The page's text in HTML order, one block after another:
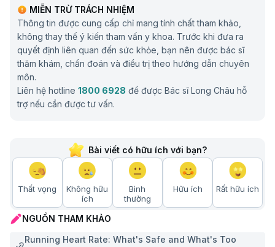
MIỄN TRỪ TRÁCH NHIỆM
Thông tin được cung cấp chỉ mang tính chất tham khảo,
không thay thế ý kiến tham vấn y khoa. Trước khi đưa ra
quyết định liên quan đến sức khỏe, bạn nên được bác sĩ
thăm khám, chẩn đoán và điều trị theo hướng dẫn chuyên
môn.
Liên hệ hotline 1800 6928 để được Bác sĩ Long Châu hỗ
trợ nếu cần được tư vấn.
Bài viết có hữu ích với bạn?
Thất vọng
Không hữu
ích
Bình
thường
Hữu ích Rất hữu ích
NGUỒN THAM KHẢO
Running Heart Rate: What's Safe and What's Too